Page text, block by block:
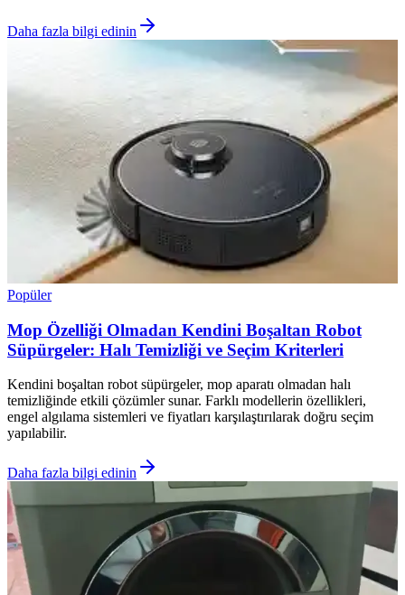
Daha fazla bilgi edinin
Popüler
Mop Özelliği Olmadan Kendini Boşaltan Robot
Süpürgeler: Halı Temizliği ve Seçim Kriterleri
Kendini boşaltan robot süpürgeler, mop aparatı olmadan halı
temizliğinde etkili çözümler sunar. Farklı modellerin özellikleri,
engel algılama sistemleri ve fiyatları karşılaştırılarak doğru seçim
yapılabilir.
Daha fazla bilgi edinin